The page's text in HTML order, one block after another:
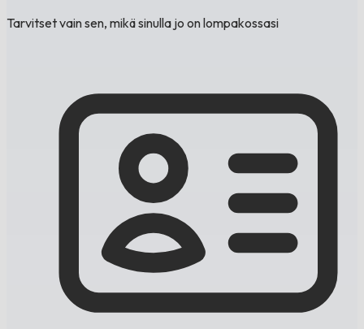
Tarvitset vain sen, mikä sinulla jo on lompakossasi